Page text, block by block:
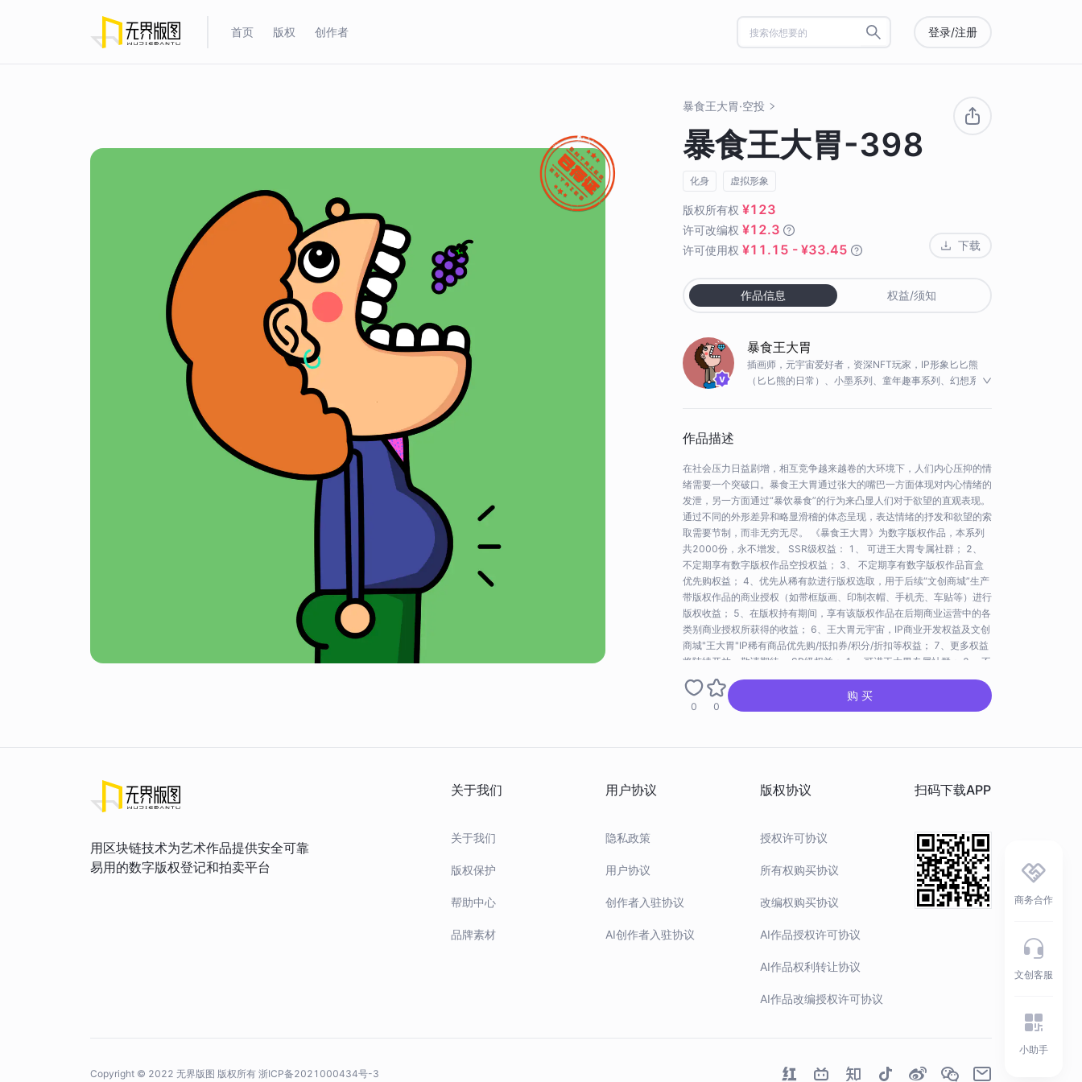
首页 版权 创作者 登录/注册
暴食王大胃·空投
暴食王大胃-398
化身 虚拟形象
版权所有权 ¥123
许可改编权 ¥12.3
许可使用权 ¥11.15 - ¥33.45 下载
作品信息 权益/须知
暴食王大胃
插画师，元宇宙爱好者，资深NFT玩家，IP形象匕匕熊
（匕匕熊的日常）、小墨系列、童年趣事系列、幻想系
优秀奖，第九届海峡两岸信息服务创新大赛暨福建省第十
三届计算机软件设计大赛创意2组三等奖。
作品描述
在社会压力日益剧增，相互竞争越来越卷的大环境下，人们内心压抑的情
绪需要一个突破口。暴食王大胃通过张大的嘴巴一方面体现对内心情绪的
发泄，另一方面通过“暴饮暴食”的行为来凸显人们对于欲望的直观表现。
通过不同的外形差异和略显滑稽的体态呈现，表达情绪的抒发和欲望的索
取需要节制，而非无穷无尽。 《暴食王大胃》为数字版权作品，本系列
共2000份，永不增发。 SSR级权益： 1、 可进王大胃专属社群； 2、
不定期享有数字版权作品空投权益； 3、 不定期享有数字版权作品盲盒
优先购权益； 4、优先从稀有款进行版权选取，用于后续“文创商城”生产
带版权作品的商业授权（如带框版画、印制衣帽、手机壳、车贴等）进行
版权收益； 5、在版权持有期间，享有该版权作品在后期商业运营中的各
类别商业授权所获得的收益； 6、王大胃元宇宙，IP商业开发权益及文创
商城"王大胃"IP稀有商品优先购/抵扣券/积分/折扣等权益； 7、更多权益
将陆续开放，敬请期待。 SR级权益： 1、 可进王大胃专属社群； 2、 不
定期享有数字版权作品空投权益； 3、 不定期享有数字版权作品盲盒优
先购权益； 4、在版权持
0x7C6E5B1509...D94cd#e1
0 0
购 买
用区块链技术为艺术作品提供安全可靠
易用的数字版权登记和拍卖平台
关于我们
关于我们
版权保护
帮助中心
品牌素材
用户协议
隐私政策
用户协议
创作者入驻协议
AI创作者入驻协议
版权协议
授权许可协议
所有权购买协议
改编权购买协议
AI作品授权许可协议
AI作品权利转让协议
AI作品改编授权许可协议
扫码下载APP
Copyright © 2022 无界版图 版权所有 浙ICP备2021000434号-3
商务合作
文创客服
小助手